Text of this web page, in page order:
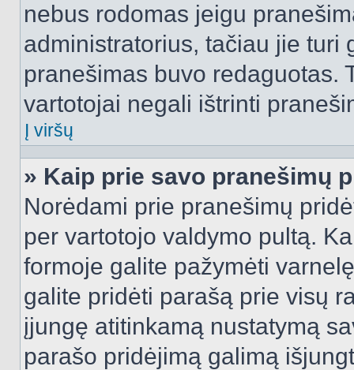
nebus rodomas jeigu
administratorius, tačiau jie turi
pranešimas buvo redaguotas.
vartotojai negali ištrinti
Į viršų
» Kaip prie savo pranešimų
Norėdami prie pranešimų
per vartotojo valdymo pultą.
formoje galite pažymėti
galite pridėti parašą prie visų
įjungę atitinkamą nustatymą
parašo pridėjimą galimą